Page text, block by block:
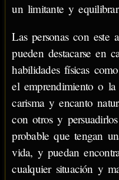
un limitante y
Las personas con este
pueden destacarse en
habilidades físicas
el emprendimiento o
carisma y encanto
con otros y
probable que tengan
vida, y puedan
cualquier situación y